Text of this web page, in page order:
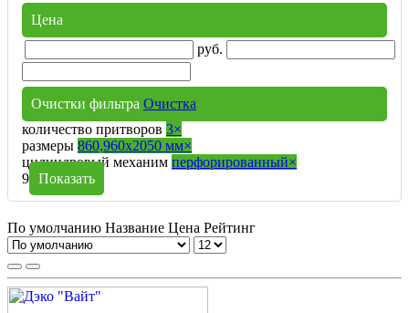
Цена
руб.
Очистки фильтра Очистка
количество притворов 3×
размеры 860,960х2050 мм×
цилиндровый механим перфорированный×
9 Показать
По умолчанию Название Цена Рейтинг